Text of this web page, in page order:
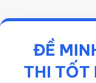
ĐỀ
THI TỐT